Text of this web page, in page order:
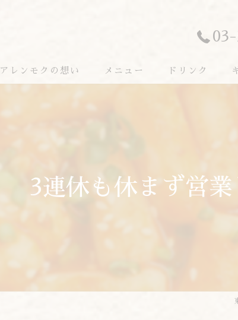
アレンモクの想い メニュー ドリンク
3連休も休まず営業